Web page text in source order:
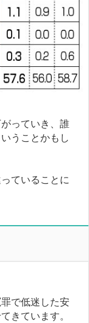
っていき、誰
うことかもし
ていることに
で低迷した安
きています。